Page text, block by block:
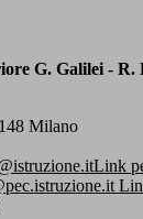
G. Galilei -
Milano
Link